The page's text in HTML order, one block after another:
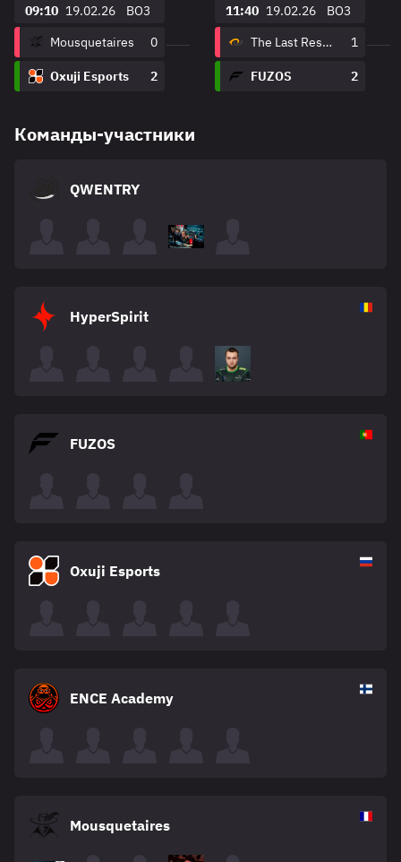
09:10 19.02.26
BO3
Mousquetaires
0
Oxuji Esports 2
11:40 19.02.26
BO3
The Last Resort
1
FUZOS 2
Команды-участники
QWENTRY
HyperSpirit
FUZOS
Oxuji Esports
ENCE Academy
Mousquetaires